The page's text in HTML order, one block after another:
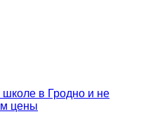
школе в Гродно и не
цены